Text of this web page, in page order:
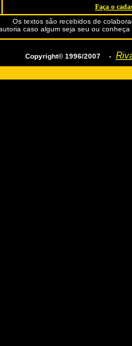
Faça o
Os textos são recebidos de
caso algum seja seu ou
Copyright© 1996/2007 -